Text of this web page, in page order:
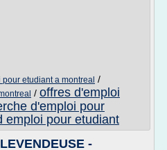
etudiant a montreal /
/ offres d'emploi
d'emploi pour
emploi pour etudiant
-